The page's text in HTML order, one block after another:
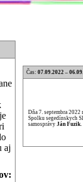
aj
Čas: 07.09.2022 –
Dňa 7. septembra
Spolku segedínskych
samosprávy Ján Fuzik